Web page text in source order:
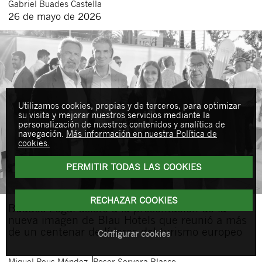
Gabriel Buades Castella
26 de mayo de 2026
Buades Legal asiste a la presentación de la
de un centenar de líderes del turismo europeo
Utilizamos cookies, propias y de terceros, para optimizar
su visita y mejorar nuestros servicios mediante la
personalización de nuestros contenidos y analítica de
navegación. Más información en nuestra Política de
cookies.
PERMITIR TODAS LAS COOKIES
RECHAZAR COOKIES
Configurar cookies